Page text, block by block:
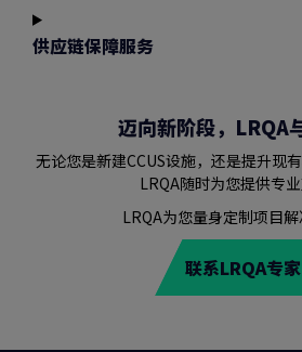
供应链保障服务
迈向新阶段，LRQA
无论您是新建CCUS设施，还是提升现
LRQA随时为您提供专业
LRQA为您量身定制项目解
联系LRQA专家